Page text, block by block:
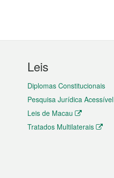
Leis
Diplomas Constitucionais
Pesquisa Jurídica Acessível
Leis de Macau
Tratados Multilaterais